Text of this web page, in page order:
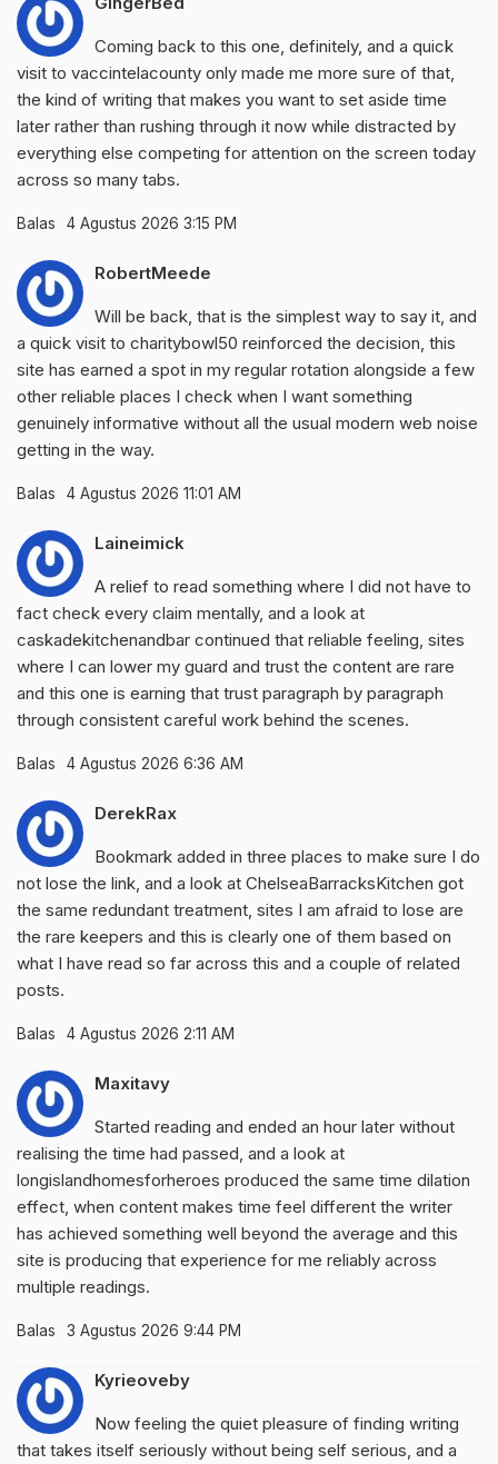
Coming back to this one, definitely, and a quick
visit to vaccintelacounty only made me more sure of that,
the kind of writing that makes you want to set aside time
later rather than rushing through it now while distracted by
everything else competing for attention on the screen today
across so many tabs.
Balas 4 Agustus 2026 3:15 PM
RobertMeede
Will be back, that is the simplest way to say it, and
a quick visit to charitybowl50 reinforced the decision, this
site has earned a spot in my regular rotation alongside a few
other reliable places I check when I want something
genuinely informative without all the usual modern web noise
getting in the way.
Balas 4 Agustus 2026 11:01 AM
Laineimick
A relief to read something where I did not have to
fact check every claim mentally, and a look at
caskadekitchenandbar continued that reliable feeling, sites
where I can lower my guard and trust the content are rare
and this one is earning that trust paragraph by paragraph
through consistent careful work behind the scenes.
Balas 4 Agustus 2026 6:36 AM
DerekRax
Bookmark added in three places to make sure I do
not lose the link, and a look at ChelseaBarracksKitchen got
the same redundant treatment, sites I am afraid to lose are
the rare keepers and this is clearly one of them based on
what I have read so far across this and a couple of related
posts.
Balas 4 Agustus 2026 2:11 AM
Maxitavy
Started reading and ended an hour later without
realising the time had passed, and a look at
longislandhomesforheroes produced the same time dilation
effect, when content makes time feel different the writer
has achieved something well beyond the average and this
site is producing that experience for me reliably across
multiple readings.
Balas 3 Agustus 2026 9:44 PM
Kyrieoveby
Now feeling the quiet pleasure of finding writing
that takes itself seriously without being self serious, and a